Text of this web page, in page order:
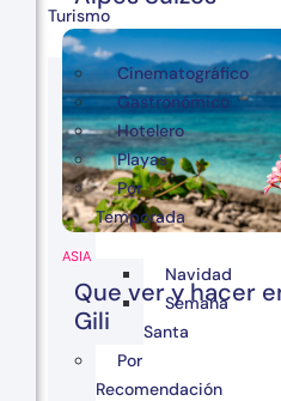
ASIA
Que ver y hacer
Gili
Turismo
Cinematográfico
Gastronómico
Hotelero
Playas
Por
Temporada
Navidad
Semana
Santa
Por
Recomendación